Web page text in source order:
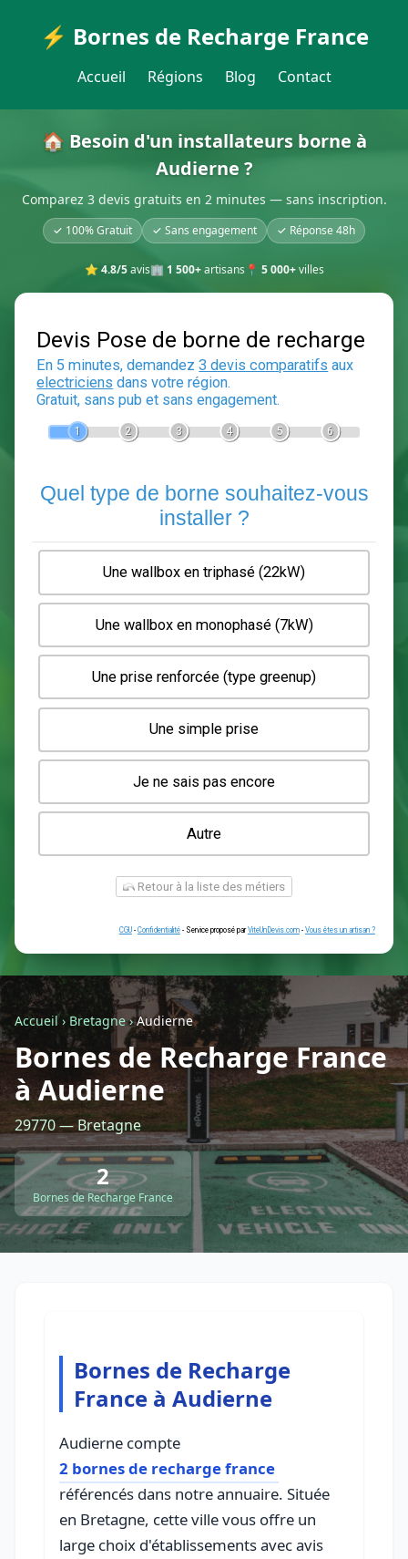
⚡ Bornes de Recharge France
Accueil Régions Blog Contact
🏠 Besoin d'un installateurs borne à
Audierne ?
Comparez 3 devis gratuits en 2 minutes — sans inscription.
✓ 100% Gratuit ✓ Sans engagement ✓ Réponse 48h
⭐ 4.8/5avis🏢 1 500+artisans 📍 5 000+villes
Devis Pose de borne de
En 5 minutes, demandez3 devis comparatifs
Gratuit, sans pub et sans engagement.
2 3 6
Quel type de borne souhaitez-
installer ?
Une wallbox en triphasé (22kW)
Une wallbox en monophasé (7kW)
Une prise renforcée (type greenup)
Une simple prise
Je ne sais pas encore
Autre
Retour à la liste des métiers
CGU-Confidentialité- Service proposé parViteUnDevis.com-Vous
Accueil› Bretagne›Audierne
Bornes de Recharge France
à Audierne
29770 — Bretagne
2
Bornes de Recharge France
Bornes de Recharge
France à Audierne
Audierne compte
2 bornes de recharge france
référencés dans notre annuaire. Située
en Bretagne, cette ville vous offre un
large choix d'établissements avec avis